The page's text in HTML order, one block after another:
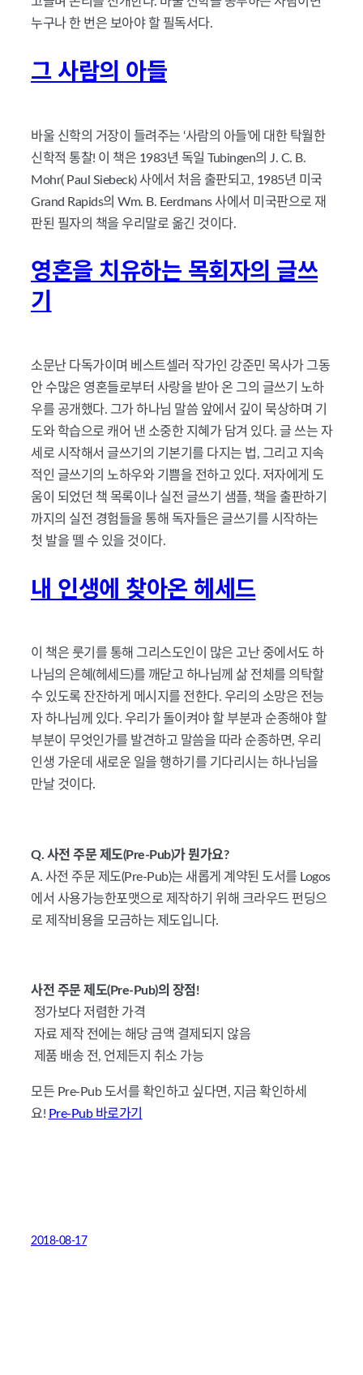
누구나 한 번은 보아야 할 필독서다.
그 사람의 아들
바울 신학의 거장이 들려주는 ‘사람의 아들’에 대한 탁월한
신학적 통찰! 이 책은 1983년 독일 Tubingen의 J. C. B.
Mohr( Paul Siebeck) 사에서 처음 출판되고, 1985년 미국
Grand Rapids의 Wm. B. Eerdmans 사에서 미국판으로 재
판된 필자의 책을 우리말로 옮긴 것이다.
영혼을 치유하는 목회자의 글쓰
기
소문난 다독가이며 베스트셀러 작가인 강준민 목사가 그동
안 수많은 영혼들로부터 사랑을 받아 온 그의 글쓰기 노하
우를 공개했다. 그가 하나님 말씀 앞에서 깊이 묵상하며 기
도와 학습으로 캐어 낸 소중한 지혜가 담겨 있다. 글 쓰는 자
세로 시작해서 글쓰기의 기본기를 다지는 법, 그리고 지속
적인 글쓰기의 노하우와 기쁨을 전하고 있다. 저자에게 도
움이 되었던 책 목록이나 실전 글쓰기 샘플, 책을 출판하기
까지의 실전 경험들을 통해 독자들은 글쓰기를 시작하는
첫 발을 뗄 수 있을 것이다.
내 인생에 찾아온 헤세드
이 책은 룻기를 통해 그리스도인이 많은 고난 중에서도 하
나님의 은혜(헤세드)를 깨닫고 하나님께 삶 전체를 의탁할
수 있도록 잔잔하게 메시지를 전한다. 우리의 소망은 전능
자 하나님께 있다. 우리가 돌이켜야 할 부분과 순종해야 할
부분이 무엇인가를 발견하고 말씀을 따라 순종하면, 우리
인생 가운데 새로운 일을 행하기를 기다리시는 하나님을
만날 것이다.
Q. 사전 주문 제도(Pre-Pub)가 뭔가요?
A. 사전 주문 제도(Pre-Pub)는 새롭게 계약된 도서를 Logos
에서 사용가능한포맷으로 제작하기 위해 크라우드 펀딩으
로 제작비용을 모금하는 제도입니다.
사전 주문 제도(Pre-Pub)의 장점!
정가보다 저렴한 가격
자료 제작 전에는 해당 금액 결제되지 않음
제품 배송 전, 언제든지 취소 가능
모든 Pre-Pub 도서를 확인하고 싶다면, 지금 확인하세
요! Pre-Pub 바로가기
2018-08-17